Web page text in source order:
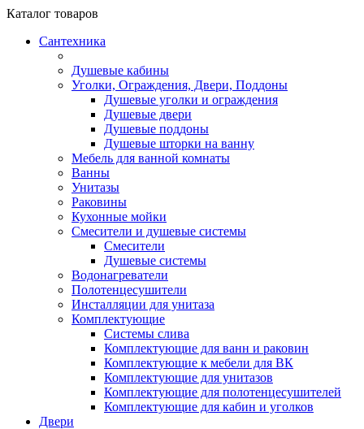
Каталог товаров
Сантехника
Душевые кабины
Уголки, Ограждения, Двери, Поддоны
Душевые уголки и ограждения
Душевые двери
Душевые поддоны
Душевые шторки на ванну
Мебель для ванной комнаты
Ванны
Унитазы
Раковины
Кухонные мойки
Смесители и душевые системы
Смесители
Душевые системы
Водонагреватели
Полотенцесушители
Инсталляции для унитаза
Комплектующие
Системы слива
Комплектующие для ванн и раковин
Комплектующие к мебели для ВК
Комплектующие для унитазов
Комплектующие для полотенцесушителей
Комплектующие для кабин и уголков
Двери